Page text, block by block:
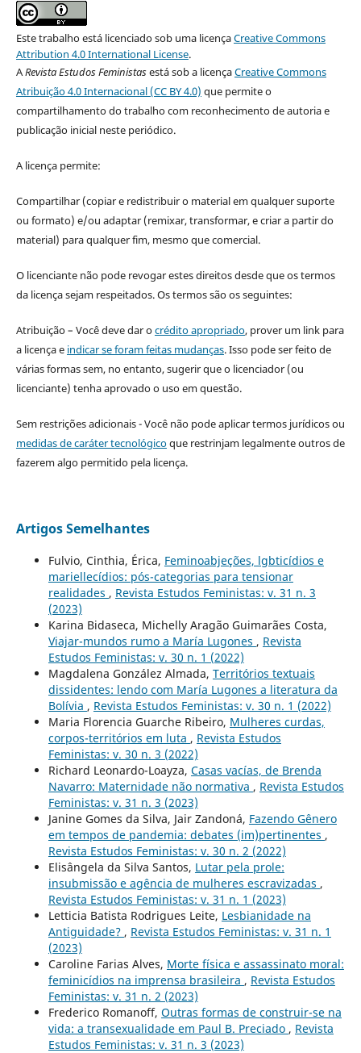
Este trabalho está licenciado sob uma licençaCreative Commons
Attribution 4.0 International License.
ARevista Estudos Feministasestá sob a licençaCreative Commons
Atribuição 4.0 Internacional (CC BY 4.0) que permite o
compartilhamento do trabalho com reconhecimento de autoria e
publicação inicial neste periódico.
A licença permite:
Compartilhar (copiar e redistribuir o material em qualquer suporte
ou formato) e/ou adaptar (remixar, transformar, e criar a partir do
material) para qualquer fim, mesmo que comercial.
O licenciante não pode revogar estes direitos desde que os termos
da licença sejam respeitados. Os termos são os seguintes:
Atribuição – Você deve dar ocrédito apropriado, prover um link para
a licença e indicar se foram feitas mudanças. Isso pode ser feito de
várias formas sem, no entanto, sugerir que o licenciador (ou
licenciante) tenha aprovado o uso em questão.
Sem restrições adicionais - Você não pode aplicar termos jurídicos ou
medidas de caráter tecnológicoque restrinjam legalmente outros de
fazerem algo permitido pela licença.
Artigos Semelhantes
Fulvio, Cinthia, Érica, Feminoabjeções, lgbticídios e
mariellecídios: pós-categorias para tensionar
realidades , Revista Estudos Feministas: v. 31 n. 3
(2023)
Karina Bidaseca, Michelly Aragão Guimarães Costa,
Viajar-mundos rumo a María Lugones , Revista
Estudos Feministas: v. 30 n. 1 (2022)
Magdalena González Almada, Territórios textuais
dissidentes: lendo com María Lugones a literatura da
Bolívia , Revista Estudos Feministas: v. 30 n. 1 (2022)
Maria Florencia Guarche Ribeiro, Mulheres curdas,
corpos-territórios em luta , Revista Estudos
Feministas: v. 30 n. 3 (2022)
Richard Leonardo-Loayza, Casas vacías, de Brenda
Navarro: Maternidade não normativa , Revista Estudos
Feministas: v. 31 n. 3 (2023)
Janine Gomes da Silva, Jair Zandoná, Fazendo Gênero
em tempos de pandemia: debates (im)pertinentes ,
Revista Estudos Feministas: v. 30 n. 2 (2022)
Elisângela da Silva Santos, Lutar pela prole:
insubmissão e agência de mulheres escravizadas ,
Revista Estudos Feministas: v. 31 n. 1 (2023)
Letticia Batista Rodrigues Leite, Lesbianidade na
Antiguidade? , Revista Estudos Feministas: v. 31 n. 1
(2023)
Caroline Farias Alves, Morte física e assassinato moral:
feminicídios na imprensa brasileira , Revista Estudos
Feministas: v. 31 n. 2 (2023)
Frederico Romanoff, Outras formas de construir-se na
vida: a transexualidade em Paul B. Preciado , Revista
Estudos Feministas: v. 31 n. 3 (2023)